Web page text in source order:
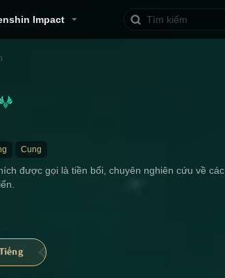
Impact
Cung
được gọi là tiền bối, chuyên nghiên cứu về các